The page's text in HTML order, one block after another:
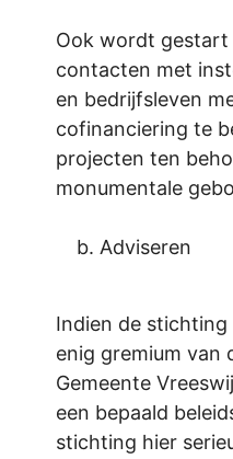
Ook wordt gestart
contacten met
en bedrijfsleven
cofinanciering te
projecten ten
monumentale
Adviseren
Indien de
enig gremium van
Gemeente
een bepaald
stichting hier